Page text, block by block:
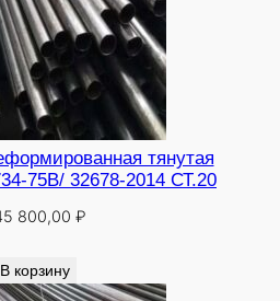
тянутая
75В/ 32678-2014 СТ.20
800,00 ₽
В корзину